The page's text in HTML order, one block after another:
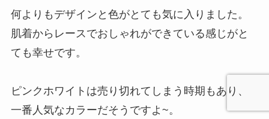
何よりもデザインと色がとても気に入りました。
肌着からレースでおしゃれができている感じがと
ても幸せです。
ピンクホワイトは売り切れてしまう時期もあり、
一番人気なカラーだそうですよ~。